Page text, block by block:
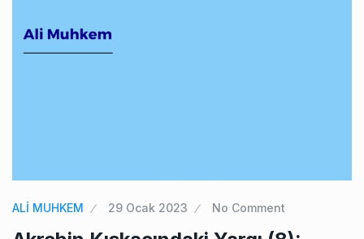
ALİ MUHKEM 29 Ocak 2023 No Comment